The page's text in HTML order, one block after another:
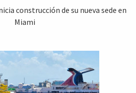
construcción de su nueva sede en
Miami